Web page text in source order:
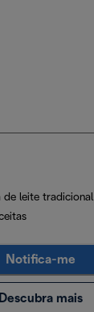
de leite tradicional
Notifica-me
Descubra mais